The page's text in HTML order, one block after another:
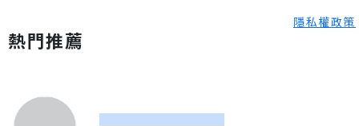
隱私權政策
熱門推薦